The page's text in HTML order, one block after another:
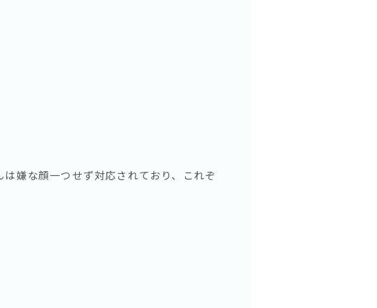
嫌な顔一つせず対応されており、これぞ